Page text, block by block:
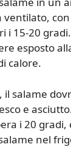
ventilato,
i 15-20
esposto
calore.
il salame
e
i 20 gradi,
nel